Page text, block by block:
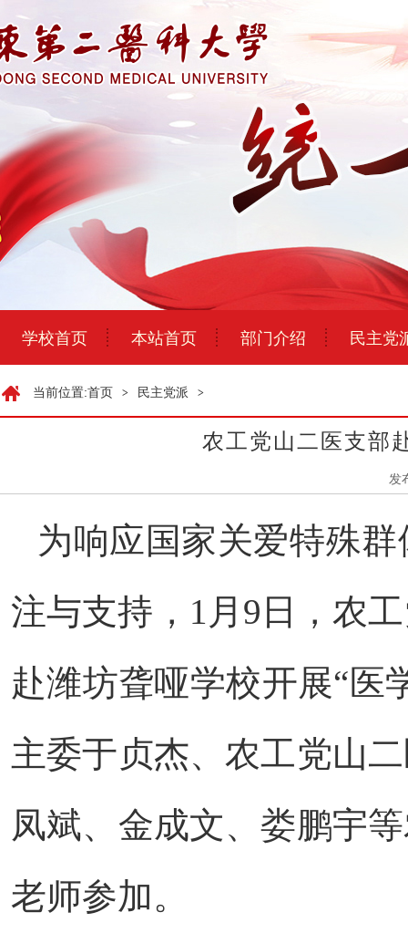
学校首页 本站首页 部门介绍 民主党
当前位置:首页 民主党派
农工党山二医支部
发
为响应国家关爱特殊
注与支持， 1 月 9 日，农
赴潍坊聋哑学校开展“医
主委于贞杰、农工党山
凤斌、金成文、娄鹏宇
老师参加。